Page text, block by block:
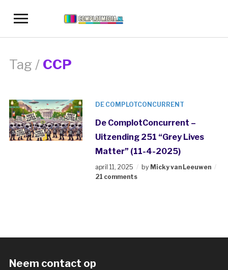
Toggle
navigation
Tag / CCP
DE COMPLOTCONCURRENT
De ComplotConcurrent –
Uitzending 251 “Grey Lives
Matter” (11-4-2025)
april 11, 2025 by Micky van Leeuwen
21 comments
Neem contact op